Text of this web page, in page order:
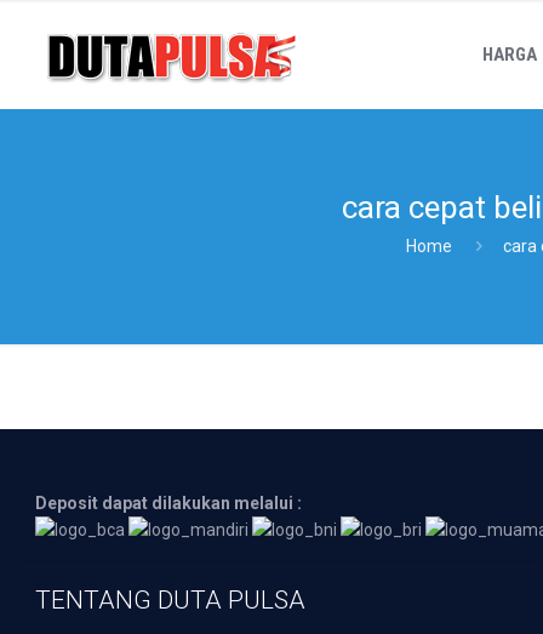
HARGA
cara cepat
Home cara
Deposit dapat dilakukan melalui :
TENTANG DUTA PULSA